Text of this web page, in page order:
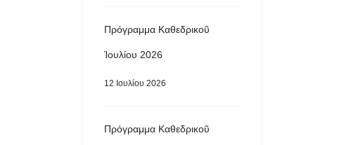
Πρόγραμμα Καθεδρικοῦ
Ἰουλίου 2026
12 Ιουλίου 2026
Πρόγραμμα Καθεδρικοῦ